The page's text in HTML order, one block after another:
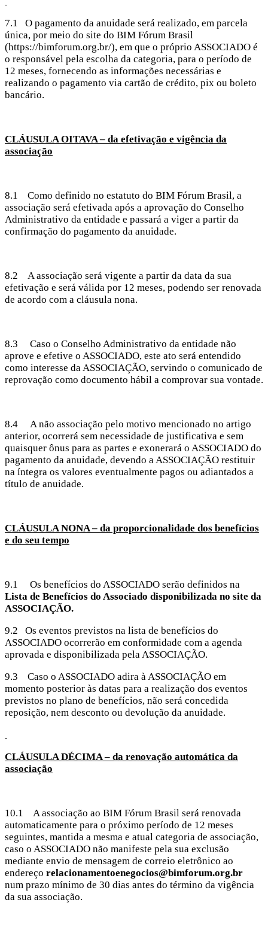
7.1 O pagamento da anuidade será realizado, em parcela
única, por meio do site do BIM Fórum Brasil
(https://bimforum.org.br/), em que o próprio ASSOCIADO é
o responsável pela escolha da categoria, para o período de
12 meses, fornecendo as informações necessárias e
realizando o pagamento via cartão de crédito, pix ou boleto
bancário.
CLÁUSULA OITAVA – da efetivação e vigência da
associação
8.1 Como definido no estatuto do BIM Fórum Brasil, a
associação será efetivada após a aprovação do Conselho
Administrativo da entidade e passará a viger a partir da
confirmação do pagamento da anuidade.
8.2 A associação será vigente a partir da data da sua
efetivação e será válida por 12 meses, podendo ser renovada
de acordo com a cláusula nona.
8.3 Caso o Conselho Administrativo da entidade não
aprove e efetive o ASSOCIADO, este ato será entendido
como interesse da ASSOCIAÇÃO, servindo o comunicado de
reprovação como documento hábil a comprovar sua vontade.
8.4 A não associação pelo motivo mencionado no artigo
anterior, ocorrerá sem necessidade de justificativa e sem
quaisquer ônus para as partes e exonerará o ASSOCIADO do
pagamento da anuidade, devendo a ASSOCIAÇÃO restituir
na íntegra os valores eventualmente pagos ou adiantados a
título de anuidade.
CLÁUSULA NONA – da proporcionalidade dos benefícios
e do seu tempo
9.1 Os benefícios do ASSOCIADO serão definidos na
Lista de Benefícios do Associado disponibilizada no site da
ASSOCIAÇÃO.
9.2 Os eventos previstos na lista de benefícios do
ASSOCIADO ocorrerão em conformidade com a agenda
aprovada e disponibilizada pela ASSOCIAÇÃO.
9.3 Caso o ASSOCIADO adira à ASSOCIAÇÃO em
momento posterior às datas para a realização dos eventos
previstos no plano de benefícios, não será concedida
reposição, nem desconto ou devolução da anuidade.
CLÁUSULA DÉCIMA – da renovação automática da
associação
10.1 A associação ao BIM Fórum Brasil será renovada
automaticamente para o próximo período de 12 meses
seguintes, mantida a mesma e atual categoria de associação,
caso o ASSOCIADO não manifeste pela sua exclusão
mediante envio de mensagem de correio eletrônico ao
endereço relacionamentoenegocios@bimforum.org.br
num prazo mínimo de 30 dias antes do término da vigência
da sua associação.